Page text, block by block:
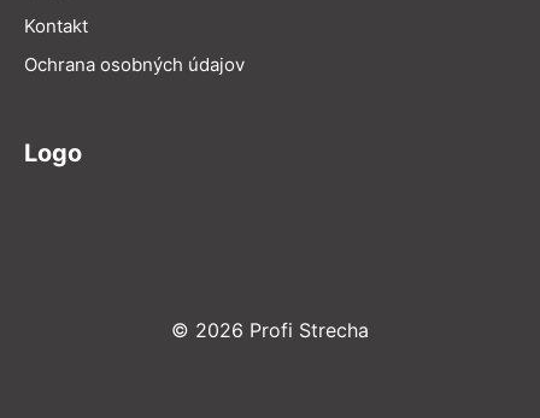
Kontakt
Ochrana osobných údajov
Logo
© 2026 Profi Strecha